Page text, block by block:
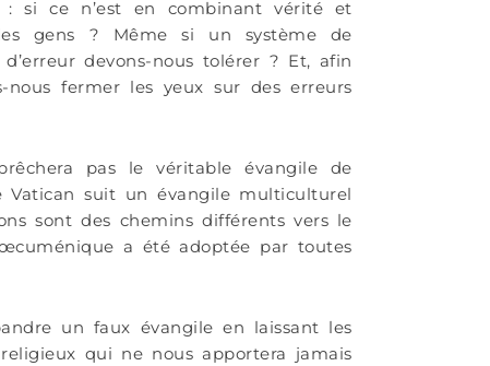
: si ce n’est en combinant vérité et
gens ? Même si un système de
devons-nous tolérer ? Et, afin
fermer les yeux sur des erreurs
pas le véritable évangile de
Vatican suit un évangile multiculturel
sont des chemins différents vers le
a été adoptée par toutes
un faux évangile en laissant les
qui ne nous apportera jamais